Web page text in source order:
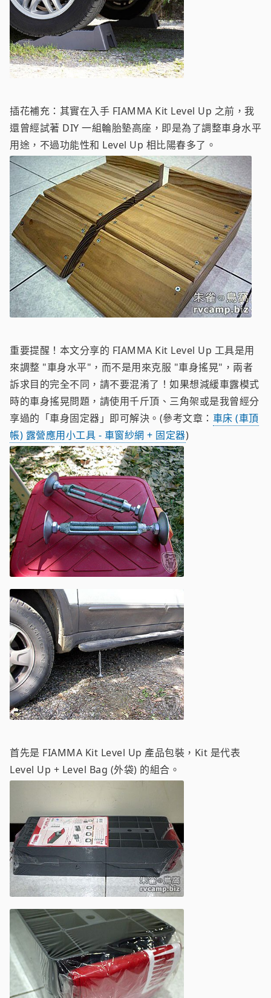
插花補充：其實在入手 FIAMMA Kit Level Up 之前，我
還曾經試著 DIY 一組輪胎墊高座，即是為了調整車身水平
用途，不過功能性和 Level Up 相比陽春多了。
重要提醒！本文分享的 FIAMMA Kit Level Up 工具是用
來調整 "車身水平"，而不是用來克服 "車身搖晃"，兩者
訴求目的完全不同，請不要混淆了！如果想減緩車露模式
時的車身搖晃問題，請使用千斤頂、三角架或是我曾經分
享過的「車身固定器」即可解決。(參考文章： 車床 (車頂
帳) 露營應用小工具 - 車窗紗網 + 固定器)
首先是 FIAMMA Kit Level Up 產品包裝，Kit 是代表
Level Up + Level Bag (外袋) 的組合。